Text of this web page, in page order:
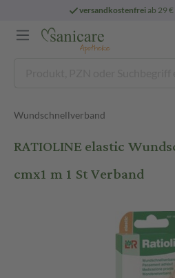
versandkostenfreiab 29
Wundschnellverband
RATIOLINE elastic
cmx1 m 1 St Verband